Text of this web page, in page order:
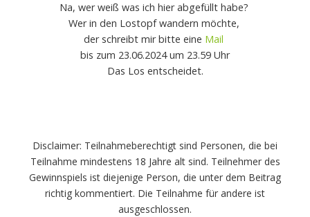
Na, wer weiß was ich hier abgefüllt habe?
Wer in den Lostopf wandern möchte,
der schreibt mir bitte eine Mail
bis zum 23.06.2024 um 23.59 Uhr
Das Los entscheidet.
Disclaimer: Teilnahmeberechtigt sind Personen, die bei
Teilnahme mindestens 18 Jahre alt sind. Teilnehmer des
Gewinnspiels ist diejenige Person, die unter dem Beitrag
richtig kommentiert. Die Teilnahme für andere ist
ausgeschlossen.